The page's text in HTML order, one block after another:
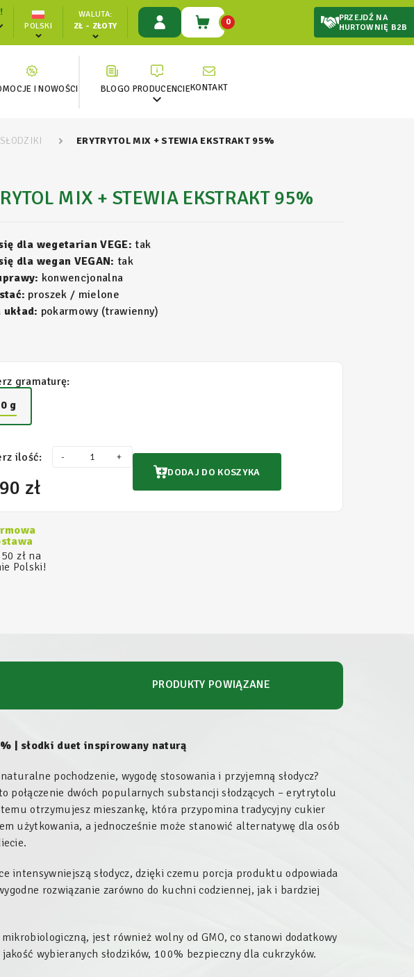
POLSKI
WALUTA:
ZŁ - ZŁOTY
0
PRZEJDŹ NA
HURTOWNIĘ B2B
I NOWOŚCI BLOGO PRODUCENCIE

KONTAKT
ERYTRYTOL MIX + STEWIA EKSTRAKT 95%
MIX + STEWIA EKSTRAKT 95%
dla wegetarian VEGE: tak
dla wegan VEGAN: tak
konwencjonalna
proszek / mielone
pokarmowy (trawienny)
gramaturę:
g
ilość: - +
zł
DODAJ DO KOSZYKA
zł na
Polski!
PRODUKTY POWIĄZANE
| słodki duet inspirowany naturą
pochodzenie, wygodę stosowania i przyjemną słodycz?
dwóch popularnych substancji słodzących – erytrytolu
otrzymujesz mieszankę, która przypomina tradycyjny cukier
użytkowania, a jednocześnie może stanowić alternatywę dla osób
intensywniejszą słodycz, dzięki czemu porcja produktu odpowiada
rozwiązanie zarówno do kuchni codziennej, jak i bardziej
jest również wolny od GMO, co stanowi dodatkowy
wybieranych słodzików, 100% bezpieczny dla cukrzyków.